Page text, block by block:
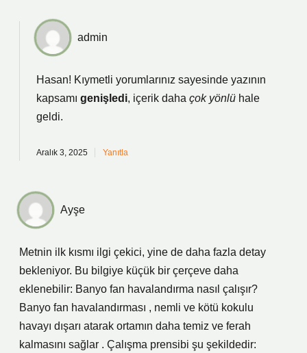
admin
Hasan! Kıymetli yorumlarınız sayesinde yazının
kapsamı genişledi, içerik daha çok yönlü hale
geldi.
Aralık 3, 2025 Yanıtla
Ayşe
Metnin ilk kısmı ilgi çekici, yine de daha fazla detay
bekleniyor. Bu bilgiye küçük bir çerçeve daha
eklenebilir: Banyo fan havalandırma nasıl çalışır?
Banyo fan havalandırması , nemli ve kötü kokulu
havayı dışarı atarak ortamın daha temiz ve ferah
kalmasını sağlar . Çalışma prensibi şu şekildedir: